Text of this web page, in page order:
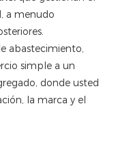
a menudo
abastecimiento,
simple a un
donde usted
la marca y el